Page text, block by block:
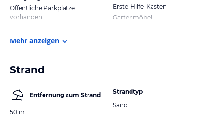
Öffentliche Parkplätze
vorhanden
Erste-Hilfe-Kasten
Gartenmöbel
Mehr anzeigen
Strand
Entfernung zum Strand
50 m
Strandtyp
Sand